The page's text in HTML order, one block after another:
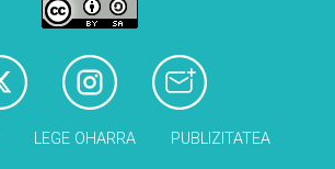
LEGE OHARRA PUBLIZITATEA